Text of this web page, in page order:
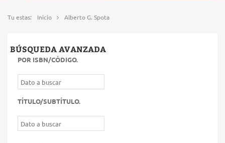
Tu estas: Inicio Alberto G. Spota
BÚSQUEDA AVANZADA
POR ISBN/CÓDIGO.
TÍTULO/SUBTÍTULO.